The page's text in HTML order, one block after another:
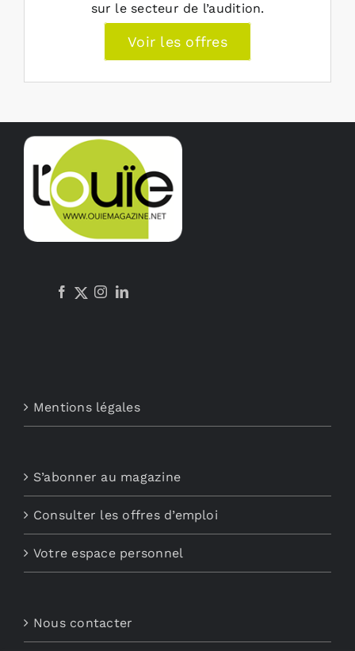
sur le secteur de l’audition.
Voir les offres
Mentions légales
S’abonner au magazine
Consulter les offres d’emploi
Votre espace personnel
Nous contacter